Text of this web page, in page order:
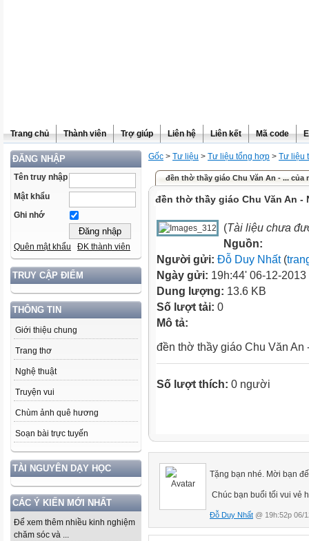
Trang chủ Thành viên Trợ giúp Liên hệ Liên kết Mã code
ĐĂNG NHẬP
Tên truy nhập
Mật khẩu
Ghi nhớ
Quên mật khẩu ĐK thành viên
TRUY CẬP ĐIỂM
THÔNG TIN
Giới thiệu chung
Trang thơ
Nghệ thuật
Truyện vui
Chùm ảnh quê hương
Soạn bài trực tuyến
TÀI NGUYÊN DẠY HỌC
CÁC Ý KIẾN MỚI NHẤT
Để xem thêm nhiều kinh nghiệm
chăm sóc và ...
Gốc > Tư liệu > Tư liệu tổng hợp > Tư liệu
đền thờ thầy giáo Chu Văn An - ... của
đền thờ thầy giáo Chu Văn An
(Tài liệu chưa
Nguồn:
Người gửi: Đỗ Duy Nhất(
Ngày gửi: 19h:44' 06-12-2013
Dung lượng: 13.6 KB
Số lượt tải: 0
Mô tả:
đền thờ thầy giáo Chu Văn
Số lượt thích: 0 người
Tặng bạn nhé. Mời bạn
Chúc bạn buổi tối vui vẻ
Đỗ Duy Nhất @ 19h:52p 06/